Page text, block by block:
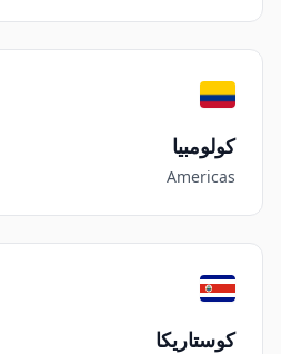
كولومبيا
Americas
كوستاريكا